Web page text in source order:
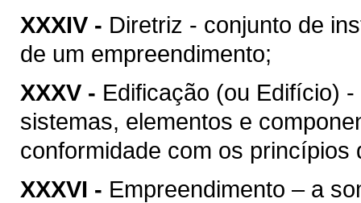
XXXIV - Diretriz - conjunto de
de um empreendimento;
XXXV - Edificação (ou Edifício)
sistemas, elementos e
conformidade com os
XXXVI - Empreendimento – a